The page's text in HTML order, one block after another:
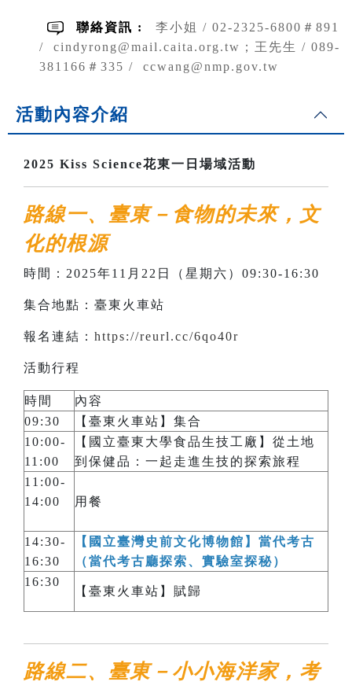
聯絡資訊 :
李小姐 / 02-2325-6800＃891
/ cindyrong@mail.caita.org.tw；王先生 / 089-
381166＃335 / ccwang@nmp.gov.tw
活動內容介紹
2025 Kiss Science花東一日場域活動
路線一、臺東－食物的未來，文
化的根源
時間：2025年11月22日（星期六）09:30-16:30
集合地點：臺東火車站
報名連結： https://reurl.cc/6qo40r
活動行程
時間
內容
09:30
【臺東火車站】集合
10:00-
11:00
【國立臺東大學食品生技工廠】從土地
到保健品：一起走進生技的探索旅程
11:00-
14:00
用餐
14:30-
16:30
【國立臺灣史前文化博物館】當代考古
（當代考古廳探索、實驗室探秘）
16:30
【臺東火車站】賦歸
路線二、臺東－小小海洋家，考